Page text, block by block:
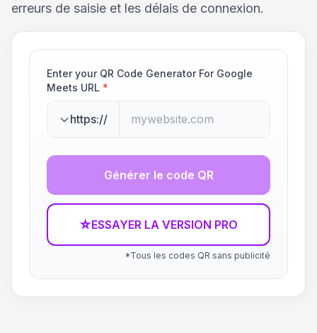
erreurs de saisie et les délais de connexion.
Enter your QR Code Generator For Google
Meets URL *
https://
Générer le code QR
☆ESSAYER LA VERSION PRO
*Tous les codes QR sans publicité